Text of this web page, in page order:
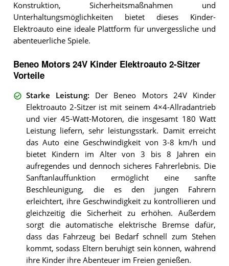
Konstruktion, Sicherheitsmaßnahmen und
Unterhaltungsmöglichkeiten bietet dieses Kinder-
Elektroauto eine ideale Plattform für unvergessliche und
abenteuerliche Spiele.
Beneo Motors 24V Kinder Elektroauto 2-Sitzer
Vorteile
Starke Leistung: Der Beneo Motors 24V Kinder
Elektroauto 2-Sitzer ist mit seinem 4×4-Allradantrieb
und vier 45-Watt-Motoren, die insgesamt 180 Watt
Leistung liefern, sehr leistungsstark. Damit erreicht
das Auto eine Geschwindigkeit von 3-8 km/h und
bietet Kindern im Alter von 3 bis 8 Jahren ein
aufregendes und dennoch sicheres Fahrerlebnis. Die
Sanftanlauffunktion ermöglicht eine sanfte
Beschleunigung, die es den jungen Fahrern
erleichtert, ihre Geschwindigkeit zu kontrollieren und
gleichzeitig die Sicherheit zu erhöhen. Außerdem
sorgt die automatische elektrische Bremse dafür,
dass das Fahrzeug bei Bedarf schnell zum Stehen
kommt, sodass Eltern beruhigt sein können, während
ihre Kinder ihre Abenteuer im Freien genießen.